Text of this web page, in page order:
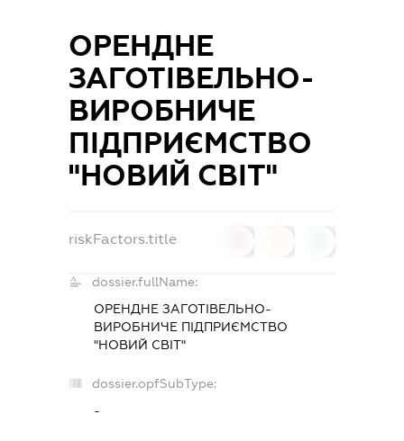
ОРЕНДНЕ
ЗАГОТІВЕЛЬНО-
ВИРОБНИЧЕ
ПІДПРИЄМСТВО
"НОВИЙ СВІТ"
riskFactors.title
dossier.fullName:
ОРЕНДНЕ ЗАГОТІВЕЛЬНО-
ВИРОБНИЧЕ ПІДПРИЄМСТВО
"НОВИЙ СВІТ"
dossier.opfSubType:
-